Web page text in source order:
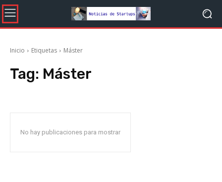
Inicio Etiquetas Máster
Tag: Máster
No hay publicaciones para mostrar